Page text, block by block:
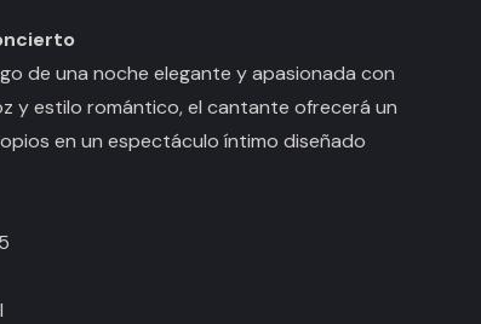
de una noche elegante y apasionada con
y estilo romántico, el cantante ofrecerá un
en un espectáculo íntimo diseñado